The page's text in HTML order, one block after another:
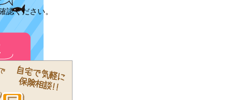
認ください。